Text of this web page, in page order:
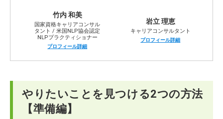
どうしてもやりたいことが見つからないときは？
やりたいことが見つからないとどうなる？
【まとめ】やりたいことが見つからないときはプロに相
談してみよう
仕事でやりたいことが見つからないお悩みに関するQ&A
竹内 和美
国家資格キャリアコンサル
タント / 米国NLP協会認定
NLPプラクティショナー
プロフィール詳細
岩立 理恵
キャリアコンサルタント
プロフィール詳細
やりたいことを見つける2つの方法
【準備編】